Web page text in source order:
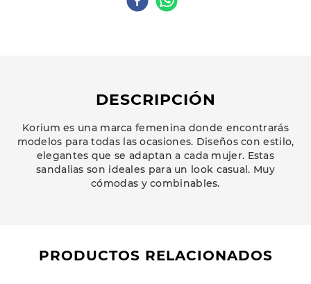
DESCRIPCIÓN
Korium es una marca femenina donde encontrarás
modelos para todas las ocasiones. Diseños con estilo,
elegantes que se adaptan a cada mujer. Estas
sandalias son ideales para un look casual. Muy
cómodas y combinables.
PRODUCTOS RELACIONADOS